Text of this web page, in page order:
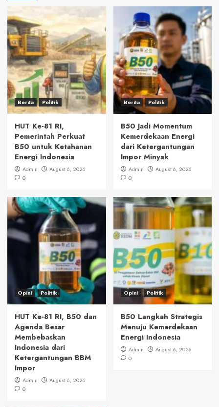
Berita Politik
HUT Ke-81 RI,
Pemerintah Perkuat
B50 untuk Ketahanan
Energi Indonesia
Admin
August 6, 2026
0
Berita Politik
B50 Jadi Momentum
Kemerdekaan Energi
dari Ketergantungan
Impor Minyak
Admin
August 6, 2026
0
Opini Politik
HUT Ke-81 RI, B50 dan
Agenda Besar
Membebaskan
Indonesia dari
Ketergantungan BBM
Impor
Admin
August 6, 2026
0
Opini Politik
B50 Langkah Strategis
Menuju Kemerdekaan
Energi Indonesia
Admin
August 6, 2026
0